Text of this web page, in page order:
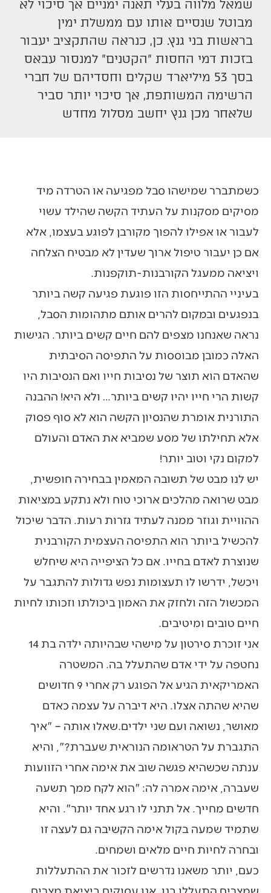
שמאל מלווה בעלי תאנה ימניים אך סיכוי לא
מבוטל שנסיים אותו עם ממשלת ימין
בראשות בני גנץ. כן, כנראה שהתקציב יעבור
בזכות דמי החסות "הקטנים" למנסור עבאס
בסך 53 מיליארד שקלים וחסדיהם של חברי
הרשימה המשותפת, אך סיכוי יותר סביר
שלאחר מכן גנץ יחשב מסלול מחדש
כשמתברר שמישהו סבל מפגיעה או הטרדה מיד
מסיקים מסקנות על העתיד הקשה שהילד עשוי
לעבור או אפילו להפוך מקורבן לפוגע בעצמו, אלא
אם כן יעבור טיפול ארוך שעדין לא מבטיח הצלחה
ויציאה ממעגל הקורבנות-תוקפנות.
בעיניי ההתייחסות הזו פוגעת פגיעה קשה ביותר
בנפגעים ובמקום להרים אותם מתהומות הסבל,
נראה שאנחנו מצפים להם חיים קשים ביותר. הגישות
האלה כמובן מבוססות על התפיסה הסיבתית
שהאדם הוא תוצר של נסיבות חייו ואם הנסיבות היו
קשות הרי חייו יהיו קשים ביותר… ולא היא! ההבנה
התורנית אומרת שהנסיון הקשה הוא לא סוף פסוק
אלא תחילתו של מסע שמביא את האדם והעולם
למקום נקי וטוב יותר!
יש לנו מבט של תשובה המאמין בבחירה חופשית,
מבט שרואה מהלכים ארוכי טוח ולא נתקע במציאות
ההוויית וגוזר ממנה לעתיד גזרות רעות. הדבר שיכול
להכשיל ביותר הוא התפיסה העצמית הקורבנית
שנוצרת לאדם בחייו. אם כל הציפייה היא שיחלש
ויכשל, ידרשו לו תעצומות נפש גדולות להתגבר על
המכשול הזה ולחזק את האמון ביכולתו וזכותו לחיות
חיים טובים ומיטיבים.
אני זוכרת סירטון על מישהי שבהיותה ילדה בת 14
נחטפה על ידי אדם שהתעלל בה. המשטרה
האמריקאית הגיע אל הפוגע רק אחרי 9 חדושים
שהיא שהתה אצלו. היא דיברה על עצמה כאדם
מאושר, נשואה ועם שני ילדים.שאלו אותה – "איך
התגברת על הטראומה הנוראית שעברת?", והיא
ענתה שכשהיא פגשה שוב את אימה אחרי הזוועות
שעברה, אימה אמרה לה: "הוא לקח ממך תשעה
חדשים מחייך. אל תתני לו רגע אחד יותר". והיא
שתמיד שמעה בקול אימה הקשיבה גם לעצה זו
ובחרה לחיות חיים מלאים ושמחים.
כעם, יותר משאנו נדרשים לזכור את ההתעללות
שמצרים התעללו בנו, אנו עסוקים ביציאת מצרים.